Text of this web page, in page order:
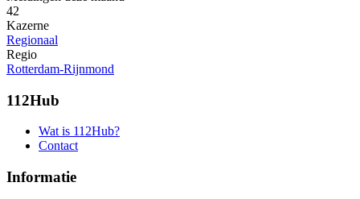
42
Kazerne
Regionaal
Regio
Rotterdam-Rijnmond
112Hub
Wat is 112Hub?
Contact
Informatie